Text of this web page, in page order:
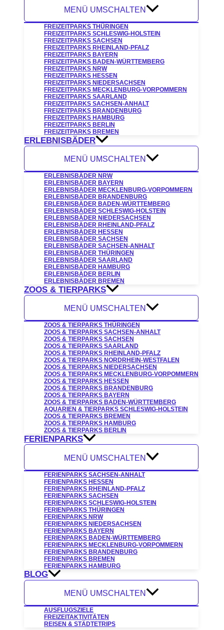
MENÜ UMSCHALTEN
FREIZEITPARKS THÜRINGEN
FREIZEITPARKS SCHLESWIG-HOLSTEIN
FREIZEITPARKS SACHSEN
FREIZEITPARKS RHEINLAND-PFALZ
FREIZEITPARKS BAYERN
FREIZEITPARKS BADEN-WÜRTTEMBERG
FREIZEITPARKS NRW
FREIZEITPARKS HESSEN
FREIZEITPARKS NIEDERSACHSEN
FREIZEITPARKS MECKLENBURG-VORPOMMERN
FREIZEITPARKS SAARLAND
FREIZEITPARKS SACHSEN-ANHALT
FREIZEITPARKS BRANDENBURG
FREIZEITPARKS HAMBURG
FREIZEITPARKS BERLIN
FREIZEITPARKS BREMEN
ERLEBNISBÄDER
MENÜ UMSCHALTEN
ERLEBNISBÄDER NRW
ERLEBNISBÄDER BAYERN
ERLEBNISBÄDER MECKLENBURG-VORPOMMERN
ERLEBNISBÄDER BRANDENBURG
ERLEBNISBÄDER BADEN-WÜRTTEMBERG
ERLEBNISBÄDER SCHLESWIG-HOLSTEIN
ERLEBNISBÄDER NIEDERSACHSEN
ERLEBNISBÄDER RHEINLAND-PFALZ
ERLEBNISBÄDER HESSEN
ERLEBNISBÄDER SACHSEN
ERLEBNISBÄDER SACHSEN-ANHALT
ERLEBNISBÄDER THÜRINGEN
ERLEBNISBÄDER SAARLAND
ERLEBNISBÄDER HAMBURG
ERLEBNISBÄDER BERLIN
ERLEBNISBÄDER BREMEN
ZOOS & TIERPARKS
MENÜ UMSCHALTEN
ZOOS & TIERPARKS THÜRINGEN
ZOOS & TIERPARKS SACHSEN-ANHALT
ZOOS & TIERPARKS SACHSEN
ZOOS & TIERPARKS SAARLAND
ZOOS & TIERPARKS RHEINLAND-PFALZ
ZOOS & TIERPARKS NORDRHEIN-WESTFALEN
ZOOS & TIERPARKS NIEDERSACHSEN
ZOOS & TIERPARKS MECKLENBURG-VORPOMMERN
ZOOS & TIERPARKS HESSEN
ZOOS & TIERPARKS BRANDENBURG
ZOOS & TIERPARKS BAYERN
ZOOS & TIERPARKS BADEN-WÜRTTEMBERG
AQUARIEN & TIERPARKS SCHLESWIG-HOLSTEIN
ZOOS & TIERPARKS BREMEN
ZOOS & TIERPARKS HAMBURG
ZOOS & TIERPARKS BERLIN
FERIENPARKS
MENÜ UMSCHALTEN
FERIENPARKS SACHSEN-ANHALT
FERIENPARKS HESSEN
FERIENPARKS RHEINLAND-PFALZ
FERIENPARKS SACHSEN
FERIENPARKS SCHLESWIG-HOLSTEIN
FERIENPARKS THÜRINGEN
FERIENPARKS NRW
FERIENPARKS NIEDERSACHSEN
FERIENPARKS BAYERN
FERIENPARKS BADEN-WÜRTTEMBERG
FERIENPARKS MECKLENBURG-VORPOMMERN
FERIENPARKS BRANDENBURG
FERIENPARKS BREMEN
FERIENPARKS HAMBURG
BLOG
MENÜ UMSCHALTEN
AUSFLUGSZIELE
FREIZEITAKTIVITÄTEN
REISEN & STÄDTETRIPS